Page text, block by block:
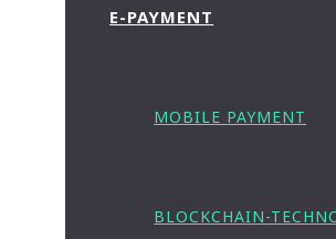
E-PAYMENT
MOBILE PAYMENT
BLOCKCHAIN-